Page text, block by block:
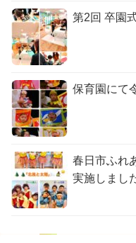
第2回 卒園
保育園にて
春日市ふれ
実施しまし